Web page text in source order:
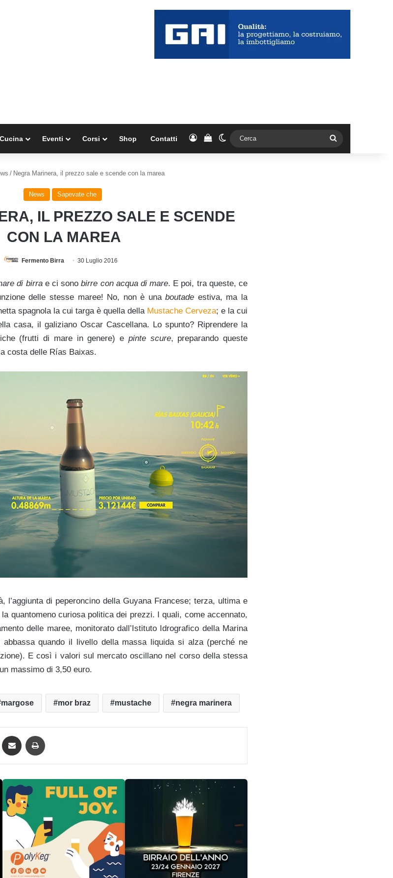
Cucina Eventi Corsi Shop Contatti AccediVedi il carrello
Cambia aspetto
/ Negra Marinera, il prezzo sale e scende con la marea
News Sapevate che
IL PREZZO SALE E SCENDE
CON LA MAREA
Fermento Birra 30 Luglio 2016
di birrae ci sonobirre con acqua di mare. E poi, tra queste, ce
delle stesse maree! No, non è unaboutade estiva, ma la
spagnola la cui targa è quella della Mustache Cerveza; e la cui
casa, il galiziano Oscar Cascellana. Lo spunto? Riprendere la
(frutti di mare in genere) e pinte scure, preparando queste
costa delle Rías Baixas.
l’aggiunta di peperoncino della Guyana Francese; terza, ultima e
quantomeno curiosa politica dei prezzi. I quali, come accennato,
delle maree, monitorato dall’Istituto Idrografico della Marina
quando il livello della massa liquida si alza (perché ne
E così i valori sul mercato oscillano nel corso della stessa
massimo di 3,50 euro.
margose mor braz mustache negra marinera
LinkedIn Condividi via mail